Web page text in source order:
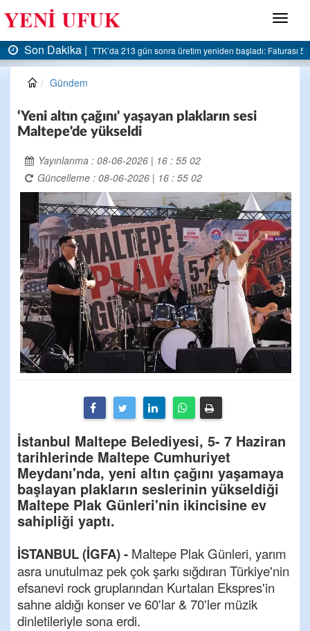
Menü
Son Dakika | AK Parti Ereğli İlçe Başkanlığı’ndan belediyeye sert
Gündem
‘Yeni altın çağını' yaşayan plakların sesi
Maltepe'de yükseldi
Yayınlanma : 08-06-2026 | 16 : 55 02
Güncelleme : 08-06-2026 | 16 : 55 02
İstanbul Maltepe Belediyesi, 5- 7 Haziran
tarihlerinde Maltepe Cumhuriyet
Meydanı'nda, yeni altın çağını yaşamaya
başlayan plakların seslerinin yükseldiği
Maltepe Plak Günleri'nin ikincisine ev
sahipliği yaptı.
İSTANBUL (İGFA) - Maltepe Plak Günleri, yarım
asra unutulmaz pek çok şarkı sığdıran Türkiye'nin
efsanevi rock gruplarından Kurtalan Ekspres'in
sahne aldığı konser ve 60'lar & 70'ler müzik
dinletileriyle sona erdi.